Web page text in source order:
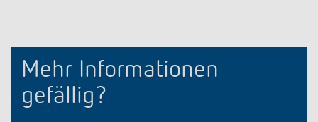
Mehr Informationen
gefällig?